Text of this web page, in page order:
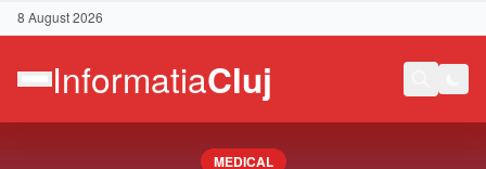
8 August 2026
MEDICAL